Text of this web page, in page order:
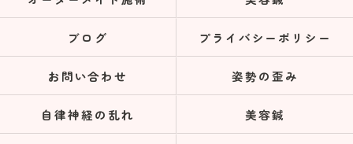
ブログ プライバシーポリシー
お問い合わせ 姿勢の歪み
自律神経の乱れ 美容鍼